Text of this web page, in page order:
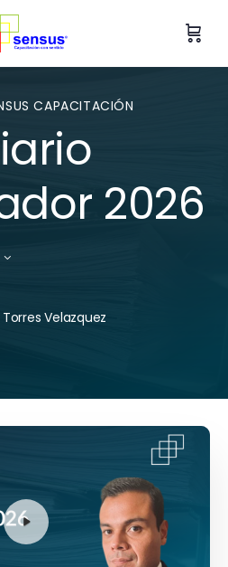
CAPACITACIÓN
2026
Velazquez